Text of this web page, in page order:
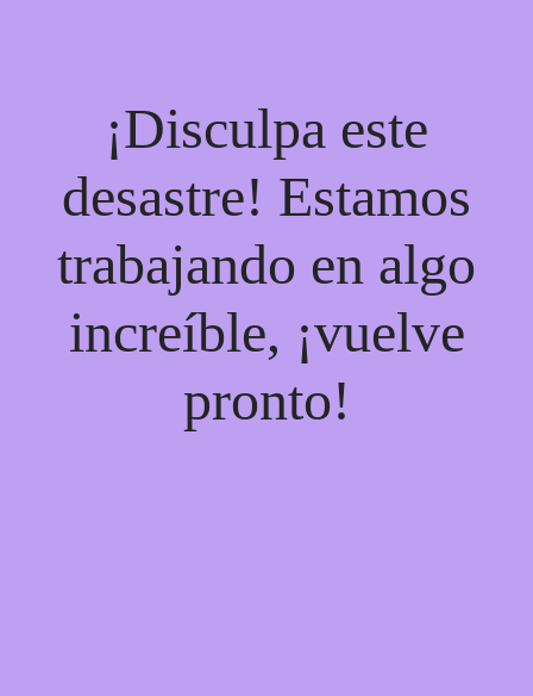
¡Disculpa este
desastre! Estamos
trabajando en algo
increíble, ¡vuelve
pronto!